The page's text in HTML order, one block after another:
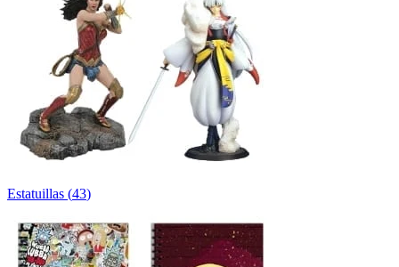
Estatuillas (43)